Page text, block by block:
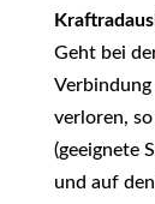
Geht bei
verloren,
(geeignete
und auf